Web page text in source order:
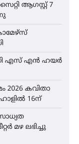
ആഗസ്റ്റ് 7
എസ് എൻ ഹയർ
2026 കവിതാ
16ന്
മഴ ലഭിച്ചു